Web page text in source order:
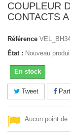
COUPLEUR
CONTACTS
Référence
État : Nouveau
En stock
Tweet
Aucun point de